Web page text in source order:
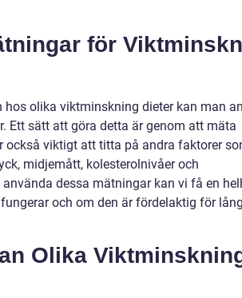
för
olika viktminskning dieter kan man
Ett sätt att göra detta är genom att mäta
också viktigt att titta på andra faktorer
midjemått, kolesterolnivåer och
dessa mätningar kan vi få en
och om den är fördelaktig för
Olika